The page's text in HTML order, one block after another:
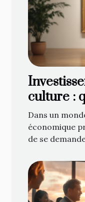
culture :
pour la
Dans un
économique
de se